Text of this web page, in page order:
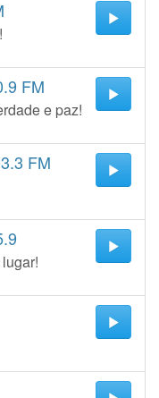
FM
e paz!
FM